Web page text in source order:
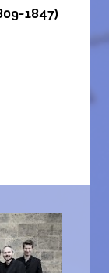
1847)